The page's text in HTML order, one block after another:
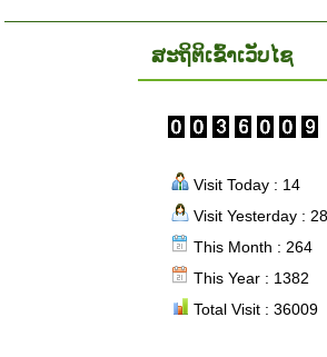
ສະຖິຕິເຂົ້າເວັບໄຊ
Visit Today : 14
Visit Yesterday : 28
This Month : 264
This Year : 1382
Total Visit : 36009